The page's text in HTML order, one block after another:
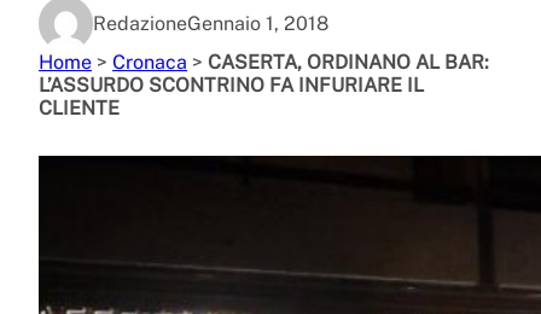
RedazioneGennaio 1, 2018
Home > Cronaca > CASERTA, ORDINANO AL BAR:
L’ASSURDO SCONTRINO FA INFURIARE IL
CLIENTE